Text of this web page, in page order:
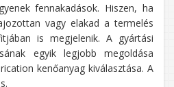
fennakadások. Hiszen, ha
vagy elakad a termelés
is megjelenik. A gyártási
egyik legjobb megoldása
kenőanyag kiválasztása. A